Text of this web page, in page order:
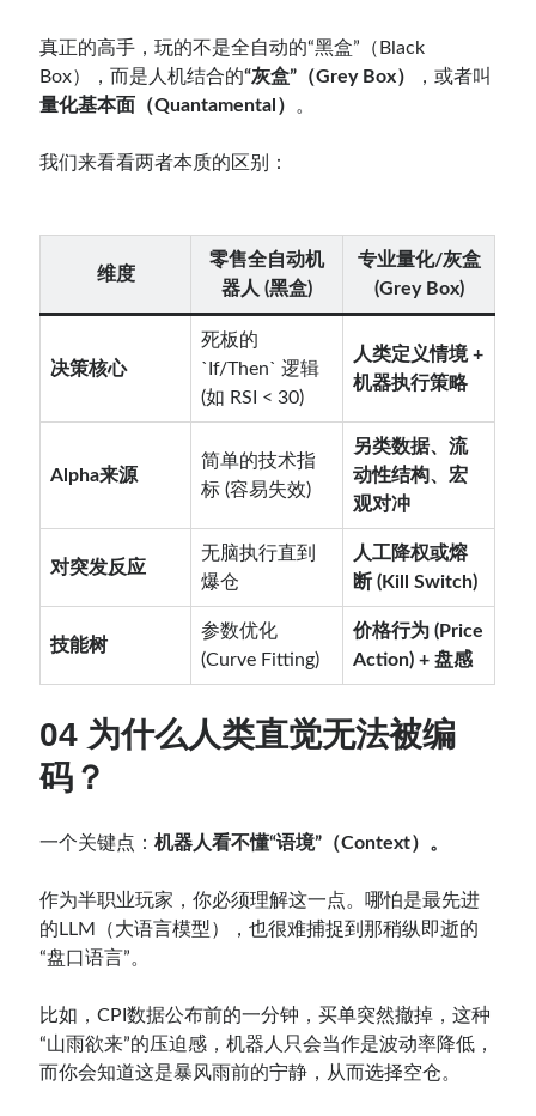
真正的高手，玩的不是全自动的“黑盒”（Black
Box），而是人机结合的“灰盒”（Grey Box）
，或者叫
量化基本面（Quantamental）
。
我们来看看两者本质的区别：
维度
零售全自动机
器人 (黑盒)
专业量化/灰盒
(Grey Box)
决策核心
死板的
`If/Then` 逻辑
(如 RSI < 30)
人类定义情境 +
机器执行策略
Alpha来源
简单的技术指
标 (容易失效)
另类数据、流
动性结构、宏
观对冲
对突发反应
无脑执行直到
爆仓
人工降权或熔
断 (Kill Switch)
技能树
参数优化
(Curve Fitting)
价格行为 (Price
Action) + 盘感
04 为什么人类直觉无法被编
码？
一个关键点：机器人看不懂“语境”（Context）。
作为半职业玩家，你必须理解这一点。哪怕是最先进
的LLM（大语言模型），也很难捕捉到那稍纵即逝的
“盘口语言”。
比如，CPI数据公布前的一分钟，买单突然撤掉，这种
“山雨欲来”的压迫感，机器人只会当作是波动率降低，
而你会知道这是暴风雨前的宁静，从而选择空仓。